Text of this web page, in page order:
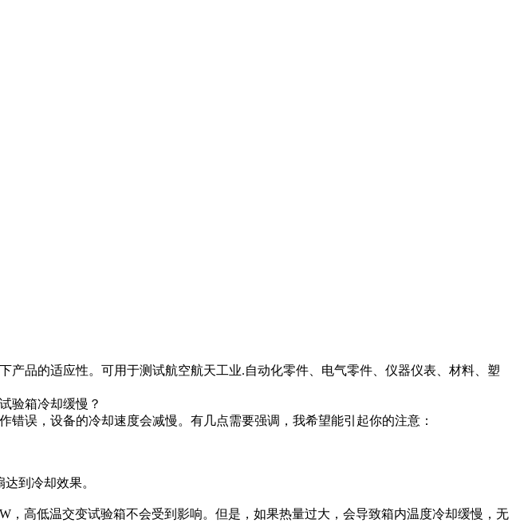
品的适应性。可用于测试航空航天工业.自动化零件、电气零件、仪器仪表、材料、塑
误，设备的冷却速度会减慢。有几点需要强调，我希望能引起你的注意：
到冷却效果。
高低温交变试验箱不会受到影响。但是，如果热量过大，会导致箱内温度冷却缓慢，无